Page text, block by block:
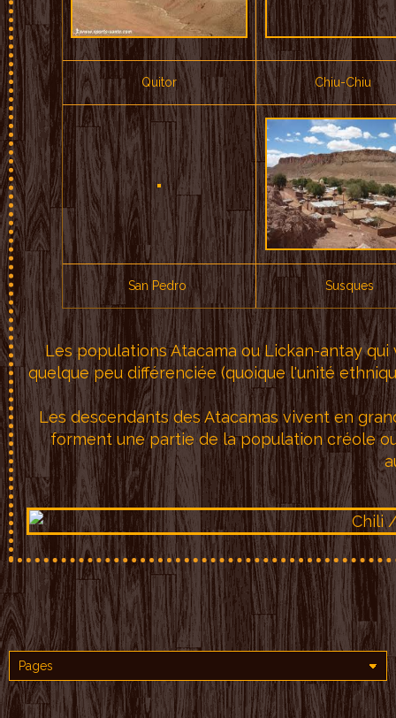
Quitor Chiu-Chiu
San Pedro Susques
Les populations Atacama ou Lickan-antay qui
quelque peu différenciée (quoiquel'unité ethniq
Les descendants des Atacamas vivent en
forment une partie de la population créole